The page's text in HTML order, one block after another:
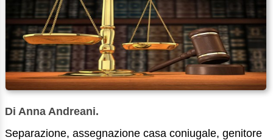
Di Anna Andreani.
Separazione, assegnazione casa coniugale, genitore